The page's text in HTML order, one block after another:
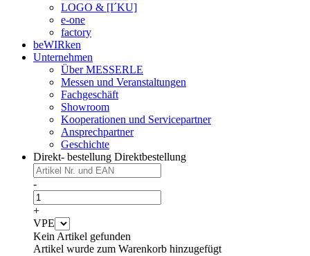
LOGO & [I´KU]
e-one
factory
beWIRken
Unternehmen
Über MESSERLE
Messen und Veranstaltungen
Fachgeschäft
Showroom
Kooperationen und Servicepartner
Ansprechpartner
Geschichte
Direkt- bestellung Direktbestellung
-
+
VPE
Kein Artikel gefunden
Artikel wurde zum Warenkorb hinzugefügt